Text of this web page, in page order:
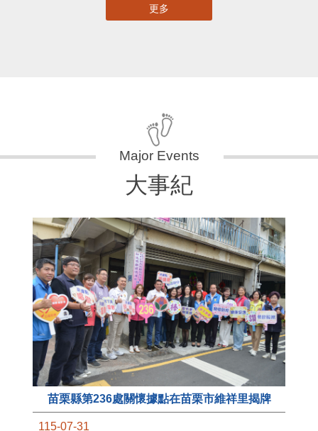
更多
大事紀
苗栗縣第236處關懷據點在苗栗市維祥里揭牌
115-07-31